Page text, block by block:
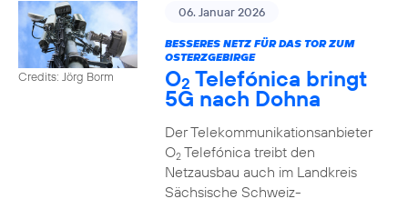
Credits: Jörg Borm
06. Januar 2026
BESSERES NETZ FÜR DAS TOR ZUM
OSTERZGEBIRGE
O2 Telefónica bringt
5G nach Dohna
Der Telekommunikationsanbieter
O2Telefónica treibt den
Netzausbau auch im Landkreis
Sächsische Schweiz-